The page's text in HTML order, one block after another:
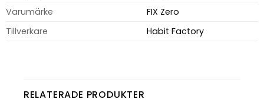
Varumärke
FIX Zero
Tillverkare
Habit Factory
RELATERADE PRODUKTER